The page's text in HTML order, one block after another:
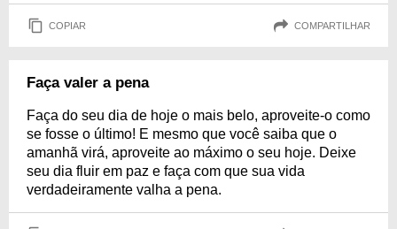
COPIAR COMPARTILHAR
Faça valer a pena
Faça do seu dia de hoje o mais belo, aproveite-o como
se fosse o último! E mesmo que você saiba que o
amanhã virá, aproveite ao máximo o seu hoje. Deixe
seu dia fluir em paz e faça com que sua vida
verdadeiramente valha a pena.